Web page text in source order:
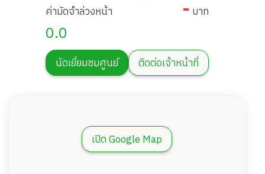
ค่ามัดจำล่วงหน้า
- บาท
0.0
นัดเยี่ยมชมศูนย์ ติดต่อเจ้าหน้าที่
เปิด Google Map